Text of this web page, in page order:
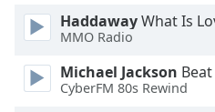
Text
Edge
Style
HaddawayWhat Is
MMO Radio
Michael Jackson
CyberFM 80s Rewind